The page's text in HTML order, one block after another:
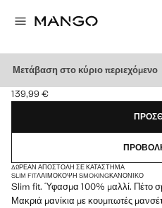
Μετάβαση στο κύριο περιεχόμενο
ΣΑΚΆΚΙ ΣΜΌΚΙΝ ΜΆΛΛΙΝΟ
Ισχύουσα τιμή [139,99 € ]
139,99 €
Διάλεξε χρώμα
ΔΩΡΕΆΝ ΑΠΟΣΤΟΛΉ ΣΕ ΚΑΤΆΣΤΗΜΑ
SLIM FITΛΑΙΜΌΚΟΨΗ SMOKINGΚΑΝΟΝΙΚΌ
Slim fit. Ύφασμα 100% μαλλί. Πέτο
Μακριά μανίκια με κουμπωτές